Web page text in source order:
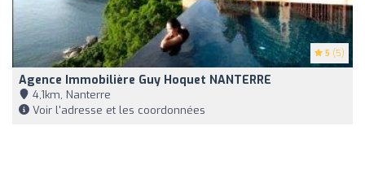
5 (5)
Agence Immobilière Guy Hoquet NANTERRE
4,1km, Nanterre
Voir l'adresse et les coordonnées